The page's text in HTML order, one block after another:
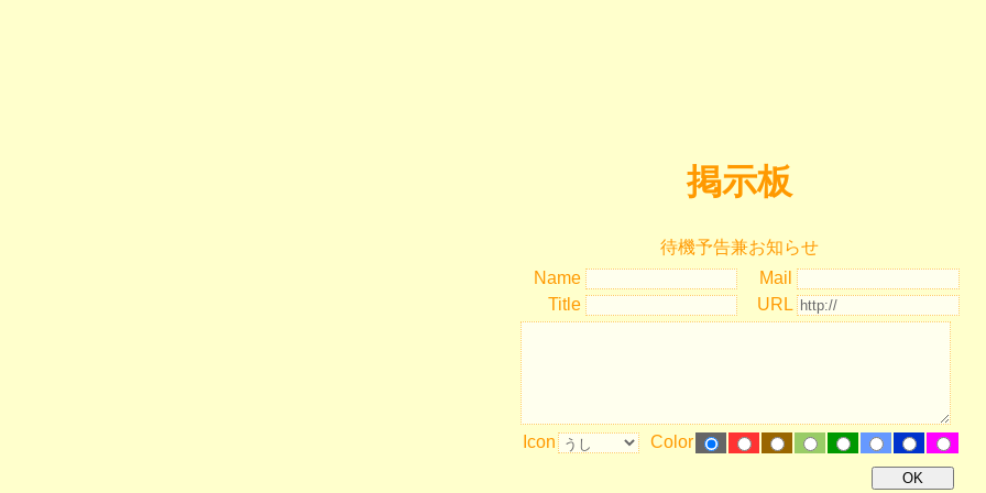
掲示板
待機予告兼お知らせ
Name
Mail
Title
URL
Icon Color